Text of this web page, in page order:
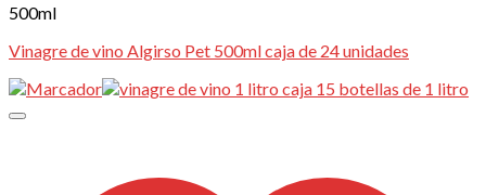
500ml
Vinagre de vino Algirso Pet 500ml caja de 24 unidades